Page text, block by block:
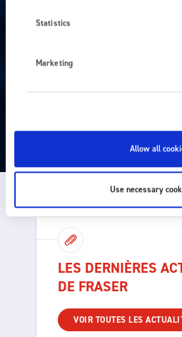
Statistics
Marketing
Allow all
Use necessary
de la mesurer, de l'éliminer ou
applications spécifiques.
EN SAVOIR PLUS
LES DERNIÈRES
DE FRASER
VOIR TOUTES LES